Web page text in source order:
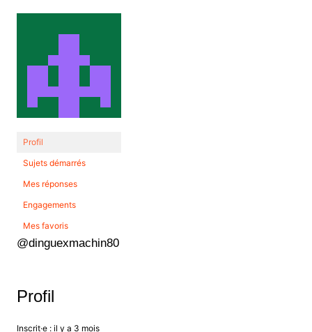
Profil
Sujets démarrés
Mes réponses
Engagements
Mes favoris
@dinguexmachin80
Profil
Inscrit·e : il y a 3 mois